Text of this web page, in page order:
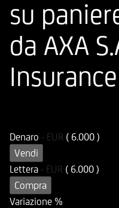
su
da AXA
Denaro - EUR ( 6.000 )
Vendi
Lettera - EUR ( 6.000 )
Compra
Variazione %